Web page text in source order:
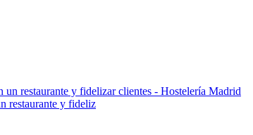
restaurante y fideliz